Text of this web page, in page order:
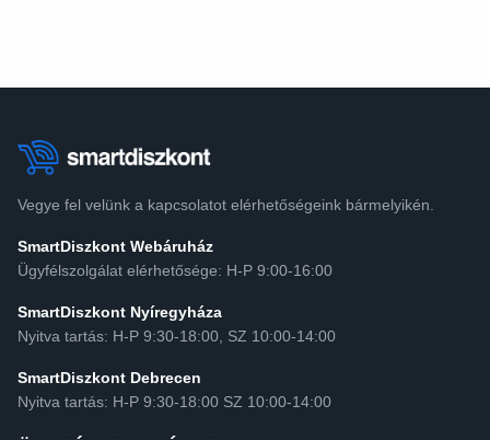
Vegye fel velünk a kapcsolatot elérhetőségeink bármelyikén.
SmartDiszkont Webáruház
Ügyfélszolgálat elérhetősége: H-P 9:00-16:00
SmartDiszkont Nyíregyháza
Nyitva tartás: H-P 9:30-18:00, SZ 10:00-14:00
SmartDiszkont Debrecen
Nyitva tartás: H-P 9:30-18:00 SZ 10:00-14:00